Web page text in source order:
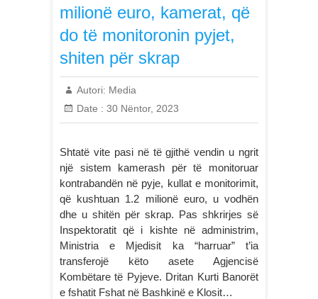
milionë euro, kamerat, që
do të monitoronin pyjet,
shiten për skrap
Autori: Media
Date : 30 Nëntor, 2023
Shtatë vite pasi në të gjithë vendin u ngrit
një sistem kamerash për të monitoruar
kontrabandën në pyje, kullat e monitorimit,
që kushtuan 1.2 milionë euro, u vodhën
dhe u shitën për skrap. Pas shkrirjes së
Inspektoratit që i kishte në administrim,
Ministria e Mjedisit ka “harruar” t’ia
transferojë këto asete Agjencisë
Kombëtare të Pyjeve. Dritan Kurti Banorët
e fshatit Fshat në Bashkinë e Klosit…